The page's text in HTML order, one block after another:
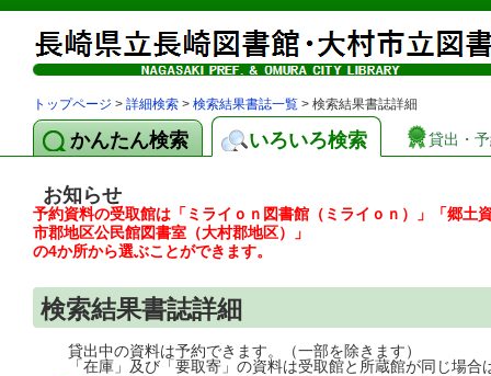
トップページ > 詳細検索 > 検索結果書誌一覧 > 検索結果書誌詳細
かんたん検索 いろいろ検索 貸出・
お知らせ
予約資料の受取館は「ミライｏｎ図書館（ミライｏｎ）」「郷
市郡地区公民館図書室（大村郡地区）」
の4か所から選ぶことができます。
検索結果書誌詳細
貸出中の資料は予約できます。（一部を除きます）
「在庫」及び「要取寄」の資料は受取館と所蔵館が同じ場合